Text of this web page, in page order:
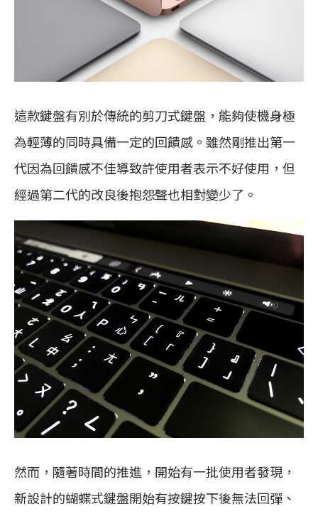
這款鍵盤有別於傳統的剪刀式鍵盤，能夠使機身極
為輕薄的同時具備一定的回饋感。雖然剛推出第一
代因為回饋感不佳導致許使用者表示不好使用，但
經過第二代的改良後抱怨聲也相對變少了。
然而，隨著時間的推進，開始有一批使用者發現，
新設計的蝴蝶式鍵盤開始有按鍵按下後無法回彈、